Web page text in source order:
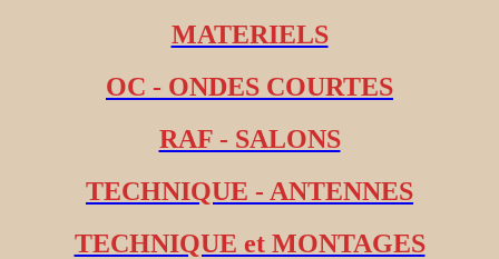
MATERIELS
OC - ONDES COURTES
RAF - SALONS
TECHNIQUE - ANTENNES
TECHNIQUE et MONTAGES